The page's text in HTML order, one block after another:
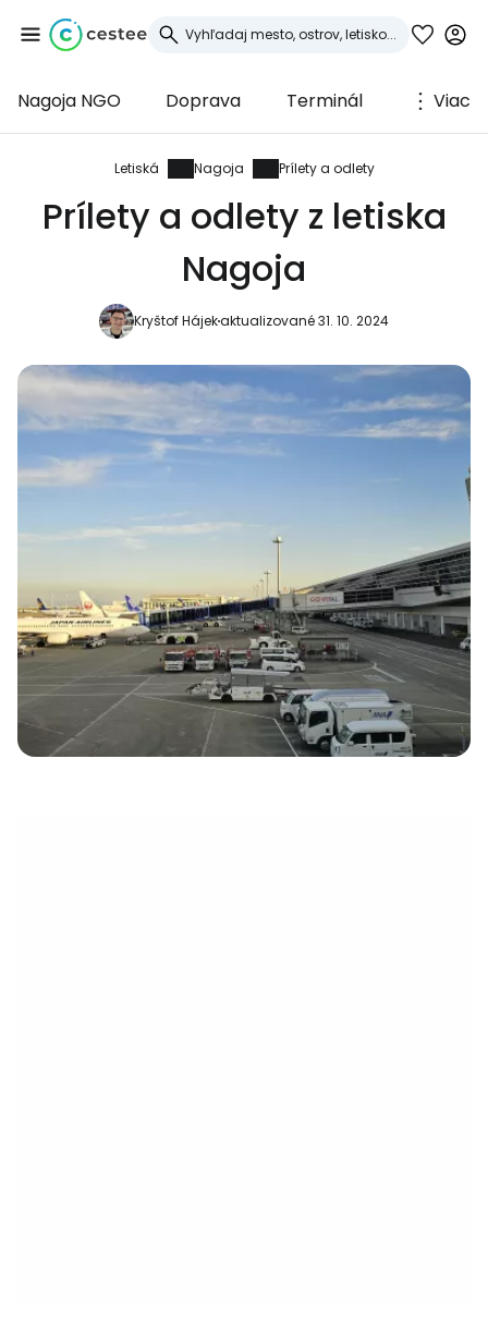
Nagoja NGO Doprava Terminál Viac
Letiská Nagoja Prílety a odlety
Prílety a odlety z letiska
Nagoja
Kryštof Hájekaktualizované 31. 10. 2024
Prihláste sa do
služby Cestee
... celosvetovej komunity cestovateľov
Pokračovať so službou Google
Pokračovať na Facebooku
Pokračovať s e-mailom